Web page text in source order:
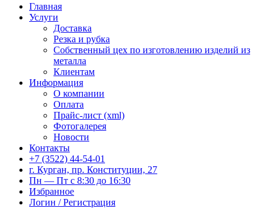
Главная
Услуги
Доставка
Резка и рубка
Собственный цех по изготовлению изделий из
металла
Клиентам
Информация
О компании
Оплата
Прайс-лист (xml)
Фотогалерея
Новости
Контакты
+7 (3522) 44-54-01
г. Курган, пр. Конституции, 27
Пн — Пт с 8:30 до 16:30
Избранное
Логин / Регистрация